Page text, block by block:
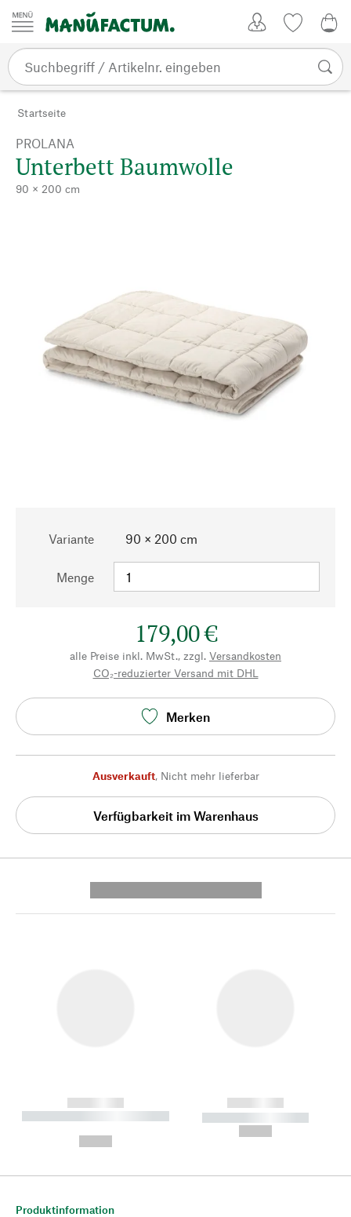
Zum Inhalt springen
Startseite
PROLANA
Unterbett Baumwolle
90 × 200 cm
Variante 90 × 200 cm
Menge
179,00 €
alle Preise inkl. MwSt., zzgl. Versandkosten
CO₂-reduzierter Versand mit DHL
Merken
Ausverkauft, Nicht mehr lieferbar
Verfügbarkeit im Warenhaus
------------
----------- ----------- --------
------------
----------- -----------
Produktinformation